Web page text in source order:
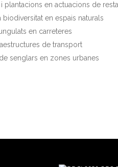
plantacions en actuacions de
biodiversitat en espais naturals
en carreteres
de transport
senglars en zones urbanes